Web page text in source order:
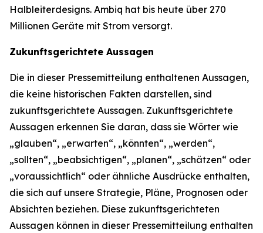
Halbleiterdesigns. Ambiq hat bis heute über 270
Millionen Geräte mit Strom versorgt.
Zukunftsgerichtete Aussagen
Die in dieser Pressemitteilung enthaltenen Aussagen,
die keine historischen Fakten darstellen, sind
zukunftsgerichtete Aussagen. Zukunftsgerichtete
Aussagen erkennen Sie daran, dass sie Wörter wie
„glauben“, „erwarten“, „könnten“, „werden“,
„sollten“, „beabsichtigen“, „planen“, „schätzen“ oder
„voraussichtlich“ oder ähnliche Ausdrücke enthalten,
die sich auf unsere Strategie, Pläne, Prognosen oder
Absichten beziehen. Diese zukunftsgerichteten
Aussagen können in dieser Pressemitteilung enthalten